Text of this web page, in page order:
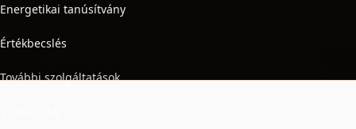
Energetikai tanúsítvány
Értékbecslés
További szolgáltatások